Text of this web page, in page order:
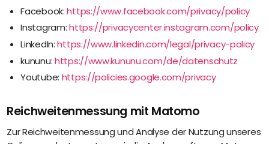
Facebook:https://www.facebook.com/privacy/policy
Instagram:https://privacycenter.instagram.com/policy
LinkedIn:https://www.linkedin.com/legal/privacy-policy
kununu:https://www.kununu.com/de/datenschutz
Youtube: https://policies.google.com/privacy
Reichweitenmessung mit Matomo
Zur Reichweitenmessung und Analyse der Nutzung unseres